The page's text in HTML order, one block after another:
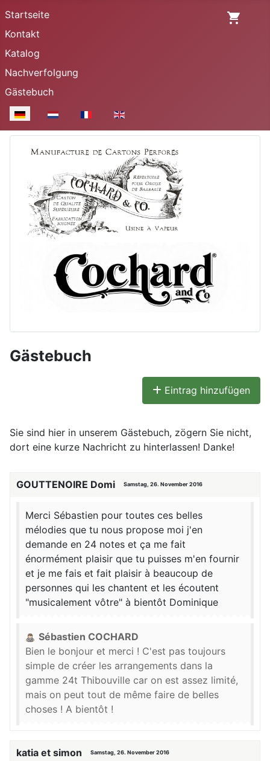
Startseite
Kontakt
Katalog
Nachverfolgung
Gästebuch
Sprache auswählen
Gästebuch
Eintrag hinzufügen
Sie sind hier in unserem Gästebuch, zögern Sie nicht,
dort eine kurze Nachricht zu hinterlassen! Danke!
GOUTTENOIRE Domi Samstag, 26. November 2016
Merci Sébastien pour toutes ces belles
mélodies que tu nous propose moi j'en
demande en 24 notes et ça me fait
énormément plaisir que tu puisses m'en fournir
et je me fais et fait plaisir à beaucoup de
personnes qui les chantent et les écoutent
"musicalement vôtre" à bientôt Dominique
Sébastien COCHARD
Bien le bonjour et merci ! C'est pas toujours
simple de créer les arrangements dans la
gamme 24t Thibouville car on est assez limité,
mais on peut tout de même faire de belles
choses ! A bientôt !
katia et simon Samstag, 26. November 2016